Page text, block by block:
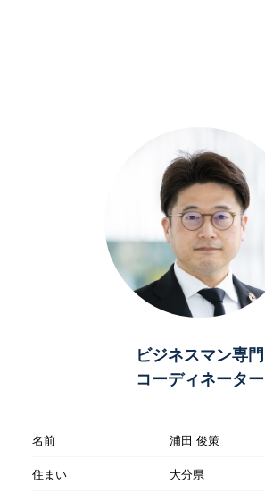
ビジネスマン専門
コーディネーター
名前
浦田 俊策
住まい
大分県